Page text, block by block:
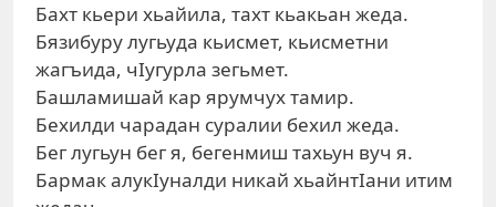
Бахт кьери хьайила, тахт кьакьан жеда.
Бязибуру лугьуда кьисмет, кьисметни
жагъида, чIугурла зегьмет.
Башламишай кар ярумчух тамир.
Бехилди чарадан суралии бехил жеда.
Бег лугьун бег я, бегенмиш тахьун вуч я.
Бармак алукIуналди никай хьайнтIани итим